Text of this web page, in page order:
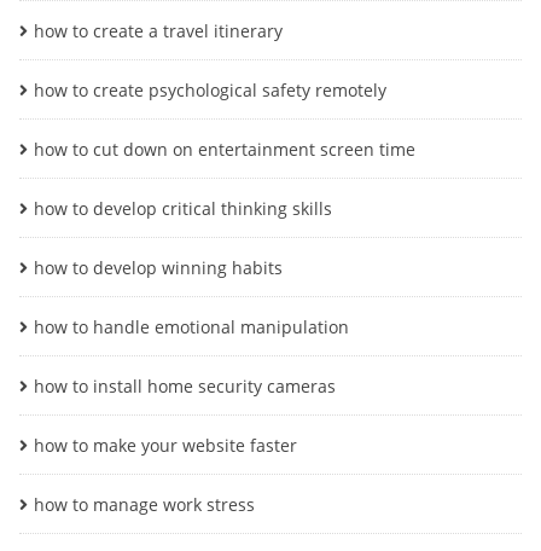
how to create a travel itinerary
how to create psychological safety remotely
how to cut down on entertainment screen time
how to develop critical thinking skills
how to develop winning habits
how to handle emotional manipulation
how to install home security cameras
how to make your website faster
how to manage work stress